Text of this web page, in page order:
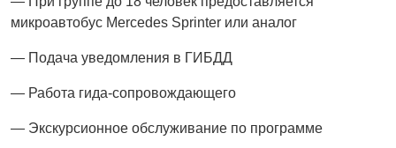
микроавтобус Mercedes Sprinter или аналог
— Подача уведомления в ГИБДД
— Работа гида-сопровождающего
— Экскурсионное обслуживание по программе